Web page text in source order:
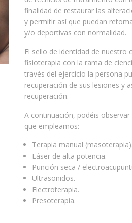
finalidad de restaurar las
y permitir así que puedan
y/o deportivas con normalidad.
El sello de identidad de nuestro
fisioterapia con la rama de
través del ejercicio la persona
recuperación de sus lesiones y
recuperación.
A continuación, podéis
que empleamos:
Terapia manual (masoterapia).
Láser de alta potencia.
Punción seca /
Ultrasonidos.
Electroterapia.
Presoterapia.